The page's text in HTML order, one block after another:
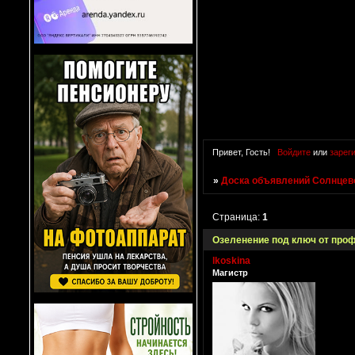
Привет, Гость! Войдитеили
»Доска объявлений
Озеленение под ключ от
Страница:1
lkoskina
Магистр